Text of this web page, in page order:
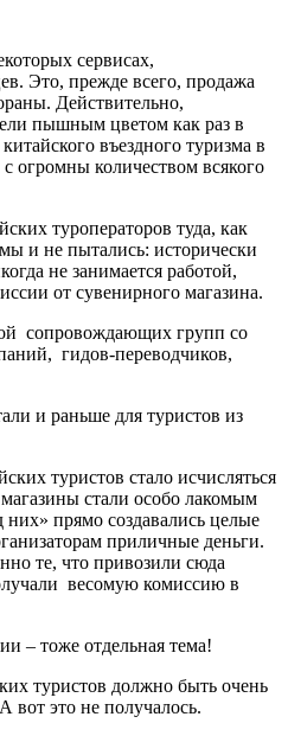
сервисах,
Это, прежде всего, продажа
Действительно,
пышным цветом как раз в
въездного туризма в
огромны количеством всякого
туроператоров туда, как
и не пытались: исторически
не занимается работой,
от сувенирного магазина.
сопровождающих групп со
гидов-переводчиков,
и раньше для туристов из
туристов стало исчисляться
стали особо лакомым
прямо создавались целые
приличные деньги.
те, что привозили сюда
весомую комиссию в
– тоже отдельная тема!
туристов должно быть очень
вот это не получалось.